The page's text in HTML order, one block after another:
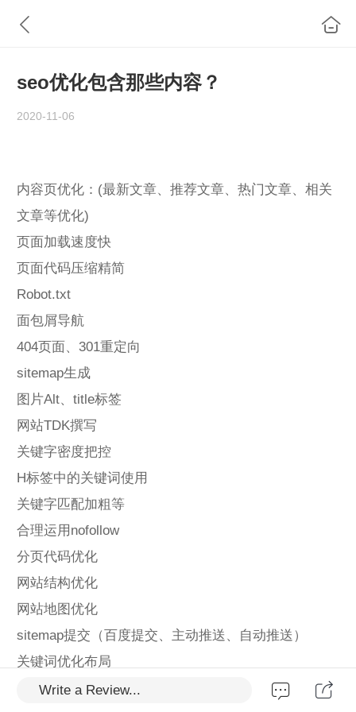
seo优化包含那些内容？
2020-11-06
内容页优化：(最新文章、推荐文章、热门文章、相关
文章等优化)
页面加载速度快
页面代码压缩精简
Robot.txt
面包屑导航
404页面、301重定向
sitemap生成
图片Alt、title标签
网站TDK撰写
关键字密度把控
H标签中的关键词使用
关键字匹配加粗等
合理运用nofollow
分页代码优化
网站结构优化
网站地图优化
sitemap提交（百度提交、主动推送、自动推送）
关键词优化布局
筛选并确定核心关键词
Write a Review...